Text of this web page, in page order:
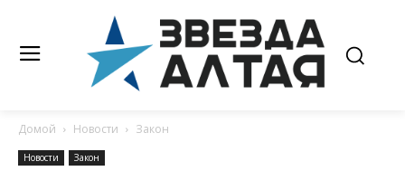
Домой Новости Закон
Новости Закон